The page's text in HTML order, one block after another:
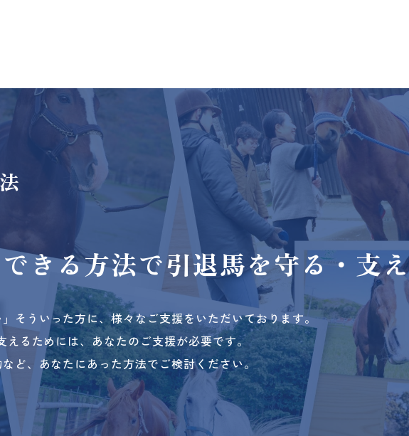
きる方法で引退馬を守る・支
そういった方に、様々なご支援をいただいております。
えるためには、あなたのご支援が必要です。
ど、あなたにあった方法でご検討ください。